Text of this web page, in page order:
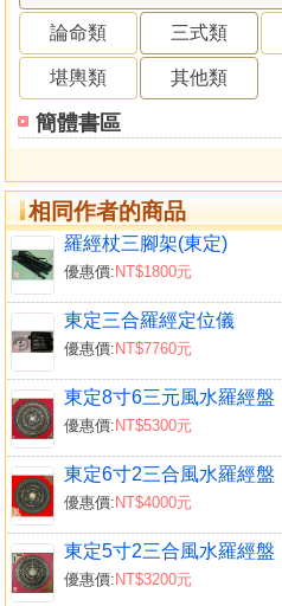
論命類 三式類
堪輿類 其他類
簡體書區
相同作者的商品
羅經杖三腳架(東定)
優惠價: NT$1800元
東定三合羅經定位儀
優惠價: NT$7760元
東定8寸6三元風水羅經盤
優惠價: NT$5300元
東定6寸2三合風水羅經盤
優惠價: NT$4000元
東定5寸2三合風水羅經盤
優惠價: NT$3200元